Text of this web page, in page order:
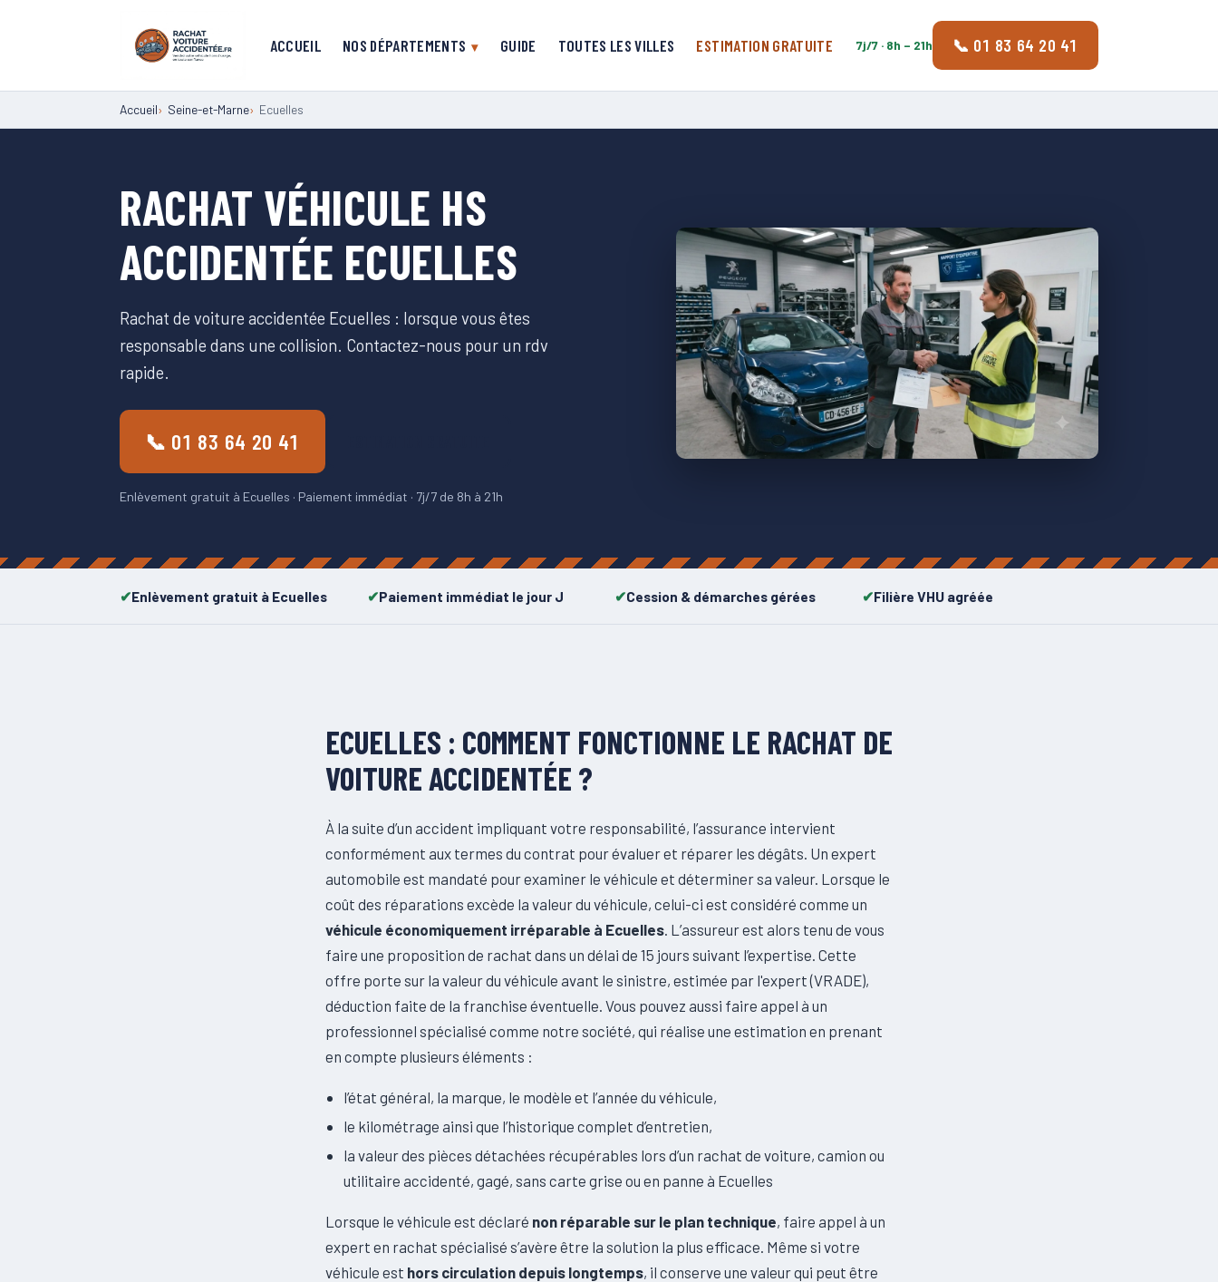
ACCUEIL NOS DÉPARTEMENTS GUIDE TOUTES LES VILLES ESTIMATION GRATUITE 7j/7 · 8h – 21h 📞 01 83 64 20 41
Accueil Seine-et-Marne Ecuelles
RACHAT VÉHICULE HS
ACCIDENTÉE ECUELLES
Rachat de voiture accidentée Ecuelles : lorsque vous êtes
responsable dans une collision. Contactez-nous pour un rdv
rapide.
📞 01 83 64 20 41
Enlèvement gratuit à Ecuelles · Paiement immédiat · 7j/7 de 8h à 21h
Enlèvement gratuit à Ecuelles Paiement immédiat le jour J Cession & démarches gérées Filière VHU agréée
ECUELLES : COMMENT FONCTIONNE LE RACHAT DE
VOITURE ACCIDENTÉE ?
À la suite d’un accident impliquant votre responsabilité, l’assurance intervient
conformément aux termes du contrat pour évaluer et réparer les dégâts. Un expert
automobile est mandaté pour examiner le véhicule et déterminer sa valeur. Lorsque le
coût des réparations excède la valeur du véhicule, celui-ci est considéré comme un
véhicule économiquement irréparable à Ecuelles . L’assureur est alors tenu de vous
faire une proposition de rachat dans un délai de 15 jours suivant l’expertise. Cette
offre porte sur la valeur du véhicule avant le sinistre, estimée par l'expert (VRADE),
déduction faite de la franchise éventuelle. Vous pouvez aussi faire appel à un
professionnel spécialisé comme notre société, qui réalise une estimation en prenant
en compte plusieurs éléments :
l’état général, la marque, le modèle et l’année du véhicule,
le kilométrage ainsi que l’historique complet d’entretien,
la valeur des pièces détachées récupérables lors d’un rachat de voiture, camion ou
utilitaire accidenté, gagé, sans carte grise ou en panne à Ecuelles
Lorsque le véhicule est déclaré non réparable sur le plan technique, faire appel à un
expert en rachat spécialisé s’avère être la solution la plus efficace. Même si votre
véhicule est hors circulation depuis longtemps, il conserve une valeur qui peut être